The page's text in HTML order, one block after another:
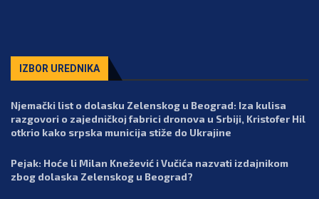
IZBOR UREDNIKA
Njemački list o dolasku Zelenskog u Beograd: Iza kulisa
razgovori o zajedničkoj fabrici dronova u Srbiji, Kristofer Hil
otkrio kako srpska municija stiže do Ukrajine
Pejak: Hoće li Milan Knežević i Vučića nazvati izdajnikom
zbog dolaska Zelenskog u Beograd?